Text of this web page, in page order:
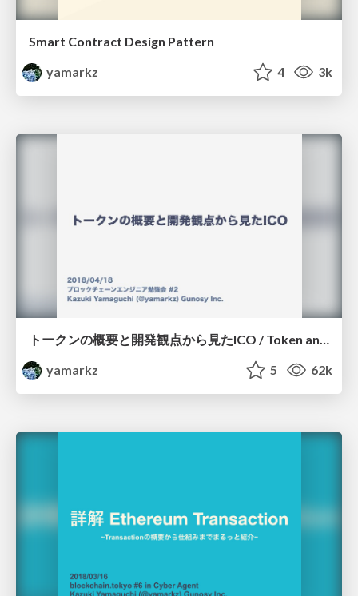
Smart Contract Design Pattern
yamarkz
4 3k
トークンの概要と開発観点から見たICO / Token and TokenSale
yamarkz
5 62k